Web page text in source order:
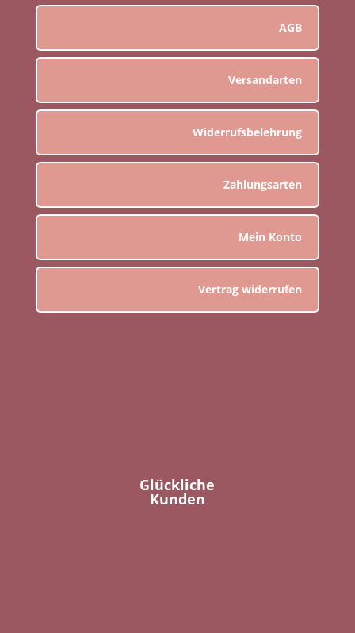
AGB
Versandarten
Widerrufsbelehrung
Zahlungsarten
Mein Konto
Vertrag widerrufen
Glückliche
Kunden